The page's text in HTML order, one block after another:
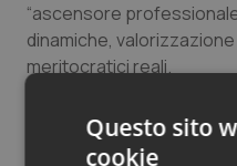
Tumori
Vaccini
“ascensore
dinamiche,
meritocratici reali.
Per il sindacato il
retribuzioni. Riguarda la
Questo sito
cookie